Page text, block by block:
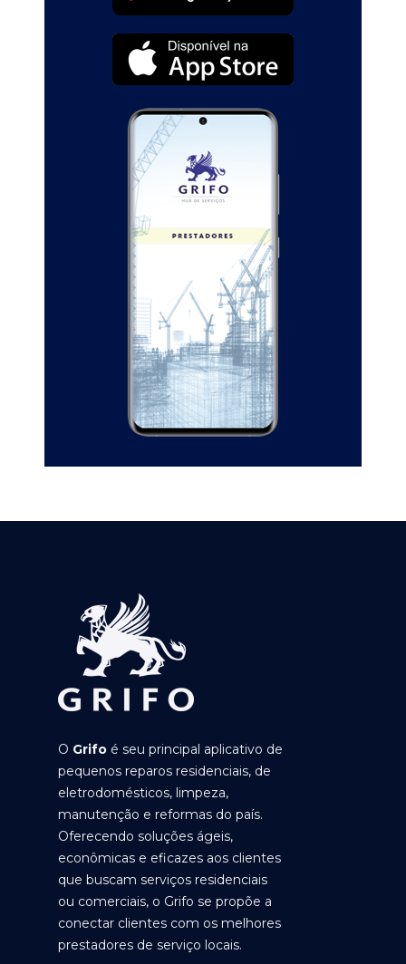
O Grifo é seu principal aplicativo de
pequenos reparos residenciais, de
eletrodomésticos, limpeza,
manutenção e reformas do país.
Oferecendo soluções ágeis,
econômicas e eficazes aos clientes
que buscam serviços residenciais
ou comerciais, o Grifo se propõe a
conectar clientes com os melhores
prestadores de serviço locais.